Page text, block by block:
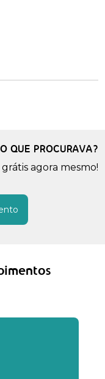
QUE PROCURAVA?
agora mesmo!